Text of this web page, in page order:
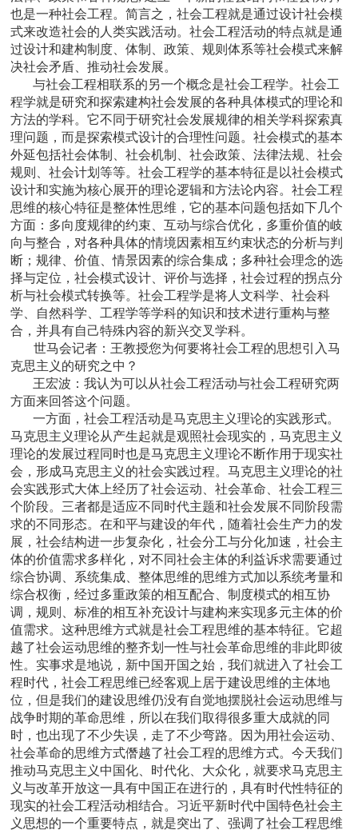
也是一种社会工程。简言之，社会工程就是通过设计社会模
式来改造社会的人类实践活动。社会工程活动的特点就是通
过设计和建构制度、体制、政策、规则体系等社会模式来解
决社会矛盾、推动社会发展。
与社会工程相联系的另一个概念是社会工程学。社会工
程学就是研究和探索建构社会发展的各种具体模式的理论和
方法的学科。它不同于研究社会发展规律的相关学科探索真
理问题，而是探索模式设计的合理性问题。社会模式的基本
外延包括社会体制、社会机制、社会政策、法律法规、社会
规则、社会计划等等。社会工程学的基本特征是以社会模式
设计和实施为核心展开的理论逻辑和方法论内容。社会工程
思维的核心特征是整体性思维，它的基本问题包括如下几个
方面：多向度规律的约束、互动与综合优化，多重价值的岐
向与整合，对各种具体的情境因素相互约束状态的分析与判
断；规律、价值、情景因素的综合集成；多种社会理念的选
择与定位，社会模式设计、评价与选择，社会过程的拐点分
析与社会模式转换等。社会工程学是将人文科学、社会科
学、自然科学、工程学等学科的知识和技术进行重构与整
合，并具有自己特殊内容的新兴交叉学科。
世马会记者： 王教授您为何要将社会工程的思想引入马
克思主义的研究之中？
王宏波：我认为可以从社会工程活动与社会工程研究两
方面来回答这个问题。
一方面，社会工程活动是马克思主义理论的实践形式。
马克思主义理论从产生起就是观照社会现实的，马克思主义
理论的发展过程同时也是马克思主义理论不断作用于现实社
会，形成马克思主义的社会实践过程。马克思主义理论的社
会实践形式大体上经历了社会运动、社会革命、社会工程三
个阶段。三者都是适应不同时代主题和社会发展不同阶段需
求的不同形态。在和平与建设的年代，随着社会生产力的发
展，社会结构进一步复杂化，社会分工与分化加速，社会主
体的价值需求多样化，对不同社会主体的利益诉求需要通过
综合协调、系统集成、整体思维的思维方式加以系统考量和
综合权衡，经过多重政策的相互配合、制度模式的相互协
调，规则、标准的相互补充设计与建构来实现多元主体的价
值需求。这种思维方式就是社会工程思维的基本特征。它超
越了社会运动思维的整齐划一性与社会革命思维的非此即彼
性。实事求是地说，新中国开国之始，我们就进入了社会工
程时代，社会工程思维已经客观上居于建设思维的主体地
位，但是我们的建设思维仍没有自觉地摆脱社会运动思维与
战争时期的革命思维，所以在我们取得很多重大成就的同
时，也出现了不少失误，走了不少弯路。因为用社会运动、
社会革命的思维方式僭越了社会工程的思维方式。今天我们
推动马克思主义中国化、时代化、大众化，就要求马克思主
义与改革开放这一具有中国正在进行的，具有时代性特征的
现实的社会工程活动相结合。习近平新时代中国特色社会主
义思想的一个重要特点，就是突出了、强调了社会工程思维